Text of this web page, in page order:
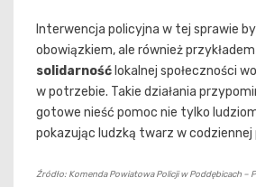
Interwencja policyjna w tej sprawie
obowiązkiem, ale również
solidarność lokalnej społeczności
w potrzebie. Takie działania
gotowe nieść pomoc nie tylko
pokazując ludzką twarz w codziennej
Źródło: Komenda Powiatowa Policji w Poddębicach –